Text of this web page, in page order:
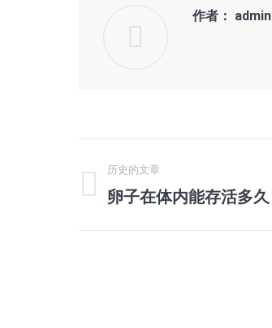
作者： admin
章
导
历史的文章
历
卵子在体内能存活多久